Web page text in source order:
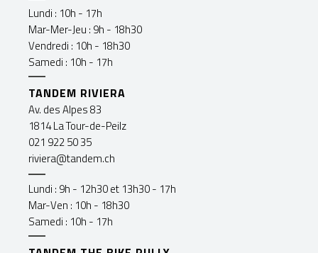
Lundi : 10h - 17h
Mar-Mer-Jeu : 9h - 18h30
Vendredi : 10h - 18h30
Samedi : 10h - 17h
TANDEM RIVIERA
Av. des Alpes 83
1814 La Tour-de-Peilz
021 922 50 35
riviera@tandem.ch
Lundi : 9h - 12h30 et 13h30 - 17h
Mar-Ven : 10h - 18h30
Samedi : 10h - 17h